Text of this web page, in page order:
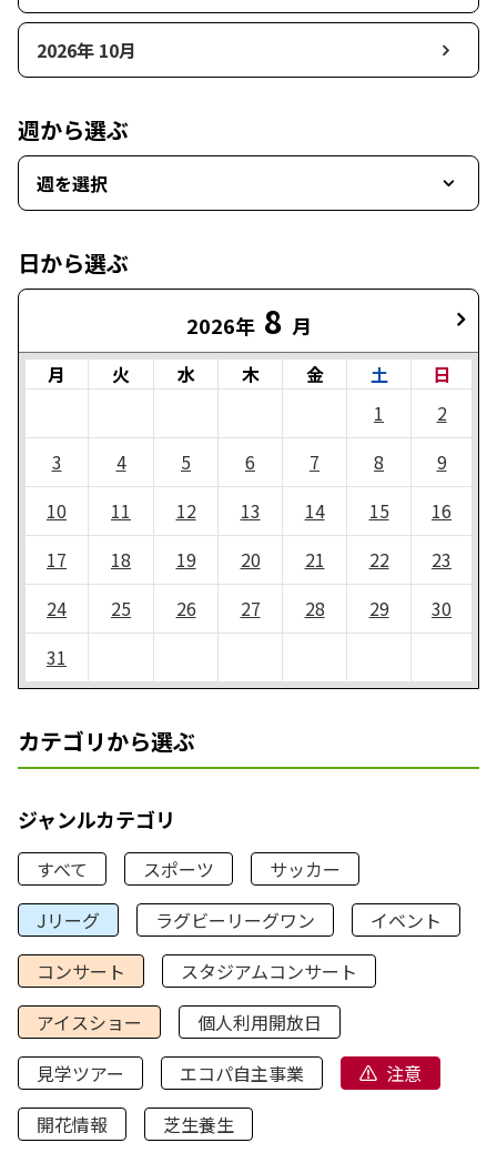
2026年 10月
週から選ぶ
週を選択
日から選ぶ
2026年 8 月
月 火 水 木 金 土
日
1
2
3
4 5 6 7 8
9
10
11 12 13 14 15
16
17
18 19 20 21 22
23
24
25 26 27 28 29
30
31
カテゴリから選ぶ
ジャンルカテゴリ
すべて スポーツ
サッカー
Jリーグ
ラグビーリーグワン
イベント
コンサート
スタジアムコンサート
アイスショー
個人利用開放日
見学ツアー
エコパ自主事業
注意
開花情報
芝生養生